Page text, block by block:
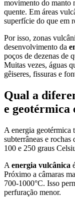
movimento do manto
quente. Em áreas
superfície do que em
Por isso, zonas
desenvolvimento da
poços de dezenas de
Muitas vezes, águas
gêiseres, fissuras e
Qual a
e geotérmica
A energia geotérmica
subterrâneas e rochas
100 e 250 graus
A energia vulcânica
Próximo a câmaras
700-1000°C. Isso
perfuração menor.